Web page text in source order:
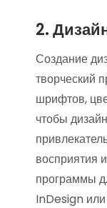
2.
Создание
творческий
шрифтов,
чтобы
восприятия
программы
InDesign